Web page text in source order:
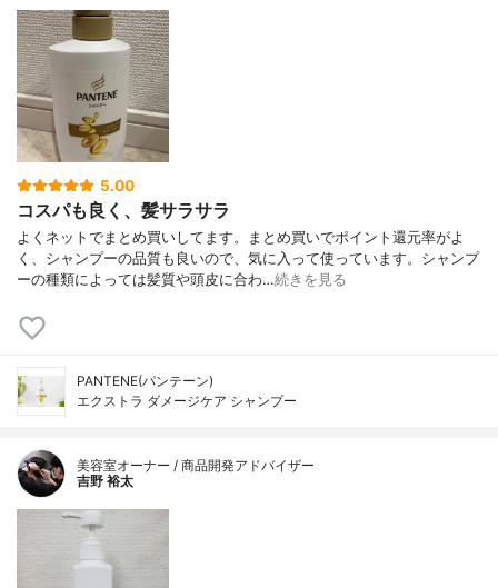
5.00
コスパも良く、髪サラサラ
よくネットでまとめ買いしてます。まとめ買いでポイント還元率がよ
く、シャンプーの品質も良いので、気に入って使っています。シャンプ
ーの種類によっては髪質や頭皮に合わ…続きを見る
PANTENE(パンテーン)
エクストラ ダメージケア シャンプー
美容室オーナー / 商品開発アドバイザー
吉野 裕太